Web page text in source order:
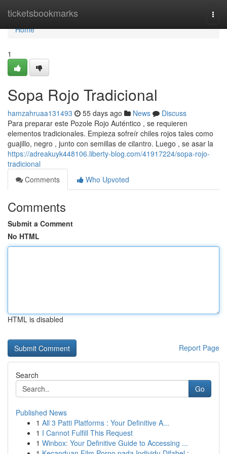
ticketsbookmarks
Home
Home
1
Sopa Rojo Tradicional
hamzahruaa131493 55 days ago News
Discuss
Para preparar este Pozole Rojo Auténtico , se requieren
elementos tradicionales. Empieza sofreír chiles rojos tales como
guajillo, negro , junto con semillas de cilantro. Luego , se asar la
https://adreakuyk448106.liberty-blog.com/41917224/sopa-rojo-
tradicional
Comments
Who Upvoted
Comments
Submit a Comment
No HTML
HTML is disabled
Report Page
Search
Go
Published News
1 All 3 Patti Platforms : Your Definitive A...
1 I Cannot Fulfill This Request
1 Winbox: Your Definitive Guide to Accessing ...